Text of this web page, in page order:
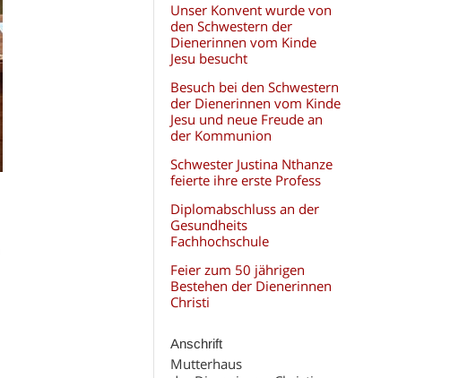
Unser Konvent wurde von
den Schwestern der
Dienerinnen vom Kinde
Jesu besucht
Besuch bei den Schwestern
der Dienerinnen vom Kinde
Jesu und neue Freude an
der Kommunion
Schwester Justina Nthanze
feierte ihre erste Profess
Diplomabschluss an der
Gesundheits
Fachhochschule
Feier zum 50 jährigen
Bestehen der Dienerinnen
Christi
Anschrift
Mutterhaus